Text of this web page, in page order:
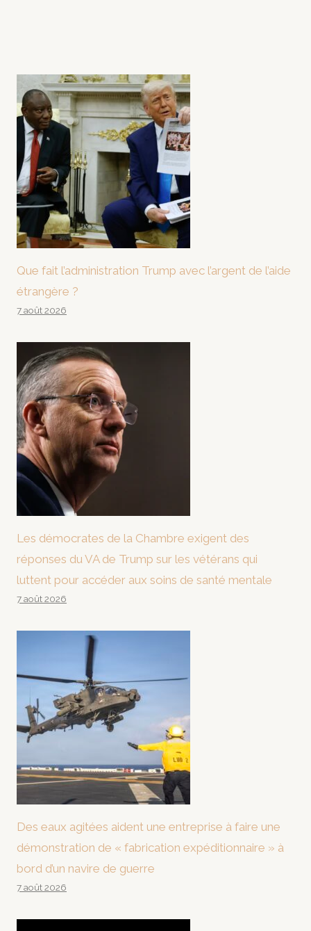
Que fait l’administration Trump avec l’argent de l’aide
étrangère ?
7 août 2026
Les démocrates de la Chambre exigent des
réponses du VA de Trump sur les vétérans qui
luttent pour accéder aux soins de santé mentale
7 août 2026
Des eaux agitées aident une entreprise à faire une
démonstration de « fabrication expéditionnaire » à
bord d’un navire de guerre
7 août 2026